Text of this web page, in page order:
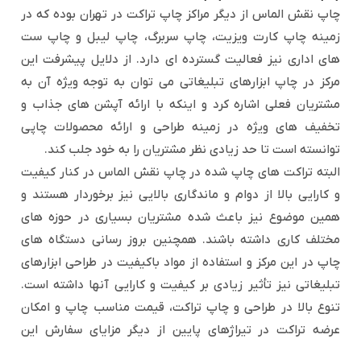
چاپ نقش الماس از دیگر مراکز چاپ تراکت در تهران بوده که در
زمینه چاپ کارت ویزیت، چاپ سربرگ، چاپ لیبل و چاپ ست
های اداری نیز فعالیت گسترده ای دارد. از دلایل پیشرفت این
مرکز در چاپ ابزارهای تبلیغاتی می توان به توجه ویژه آن به
مشتریان فعلی اشاره کرد و اینکه با ارائه آپشن های جذاب و
تخفیف های ویژه در زمینه طراحی و ارائه محصولات چاپی
توانسته است تا حد زیادی نظر مشتریان را به خود جلب کند.
البته تراکت های چاپ شده در چاپ نقش الماس در کنار کیفیت
و کارایی بالا از دوام و ماندگاری بالایی نیز برخوردار هستند و
همین موضوع نیز باعث شده مشتریان بسیاری در حوزه های
مختلف کاری داشته باشند. همچنین بروز رسانی دستگاه های
چاپ در این مرکز و استفاده از مواد باکیفیت در طراحی ابزارهای
تبلیغاتی نیز تأثیر زیادی بر کیفیت و کارایی آنها داشته است.
تنوع بالا در طراحی و چاپ تراکت، قیمت مناسب چاپ و امکان
عرضه تراکت در تیراژهای پایین از دیگر مزایای سفارش این